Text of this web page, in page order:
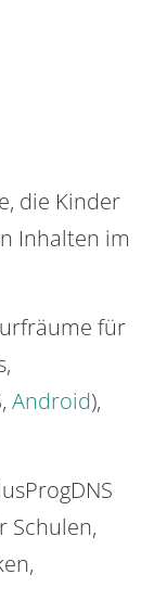
die Kinder
Inhalten im
für
Android),
Schulen,